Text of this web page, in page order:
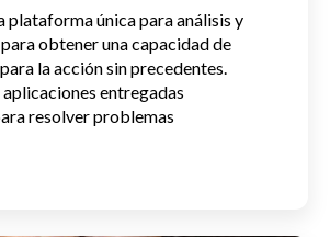
plataforma única para análisis y
obtener una capacidad de
la acción sin precedentes.
entregadas
resolver problemas